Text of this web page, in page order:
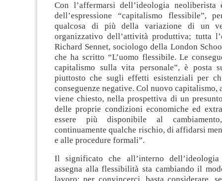
Con l’affermarsi dell’ideologia neoliberista
dell’espressione “capitalismo flessibile”,
qualcosa di più della variazione di un
organizzativo dell’attività produttiva; tutta
Richard Sennet, sociologo della London
che ha scritto “L’uomo flessibile. Le
capitalismo sulla vita personale”, è posta
piuttosto che sugli effetti esistenziali per
conseguenze negative. Col nuovo capitalismo,
viene chiesto, nella prospettiva di un
delle proprie condizioni economiche ed
essere più disponibile al
continuamente qualche rischio, di affidarsi
e alle procedure formali”.
Il significato che all’interno
assegna alla flessibilità sta cambiando il
lavoro; per convincerci, basta considerare,